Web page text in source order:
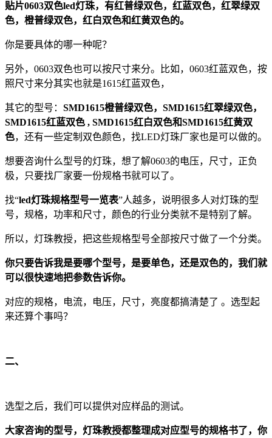
贴片0603双色led灯珠，有红普绿双色，红蓝双色，红翠绿双
色，橙普绿双色，红白双色和红黄双色的。
你是要具体的哪一种呢？
另外，0603双色也可以按尺寸来分。比如，0603红蓝双色，按
照尺寸来分其实也就是1615红蓝双色，
其它的型号： SMD1615橙普绿双色，SMD1615红翠绿双色，
SMD1615红蓝双色 , SMD1615红白双色和SMD1615红黄双
色，还有一些定制双色颜色，找LED灯珠厂家也是可以做的。
想要咨询什么型号的灯珠，想了解0603的电压，尺寸，正负
极，只要找厂家要一份规格书就可以了。
找“led灯珠规格型号一览表”人越多，说明很多人对灯珠的型
号，规格，功率和尺寸，颜色的行业分类就不是特别了解。
所以，灯珠教授，把这些规格型号全部按尺寸做了一个分类。
你只要告诉我是要哪个型号，是要单色，还是双色的，我们就
可以很快速地把参数告诉你。
对应的规格，电流，电压，尺寸，亮度都搞清楚了 。选型起
来还算个事吗？
二、
选型之后，我们可以提供对应样品的测试。
大家咨询的型号，灯珠教授都整理成对应型号的规格书了，你